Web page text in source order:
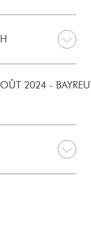
2024 -